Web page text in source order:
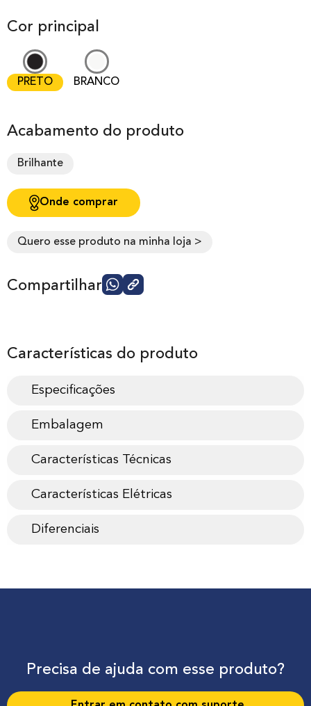
Cor principal
PRETO BRANCO
Acabamento do produto
Brilhante
Onde comprar
Quero esse produto na minha loja >
Compartilhar
Características do produto
Especificações
Embalagem
Características Técnicas
Características Elétricas
Diferenciais
Precisa de ajuda com esse produto?